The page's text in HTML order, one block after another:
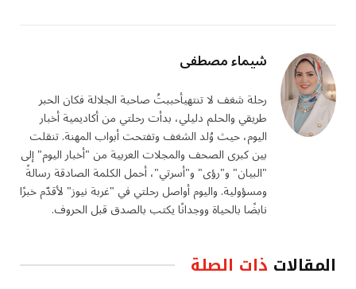
شيماء مصطفى
رحلة شغف لا تنتهيأحببتُ صاحبة الجلالة فكان الحبر
طريقي والحلم دليلي، بدأت رحلتي من أكاديمية أخبار
اليوم، حيث وُلد الشغف وتفتحت أبواب المهنة. تنقلت
بين كبرى الصحف والمجلات العربية من "أخبار اليوم" إلى
"البيان" و"رؤى" و"أسرتي"، أحمل الكلمة الصادقة رسالةً
ومسؤولية. واليوم أواصل رحلتي في "غربة نيوز" لأقدّم خبرًا
نابضًا بالحياة ووجدانًا يكتب بالصدق قبل الحروف.
المقالات ذات الصلة